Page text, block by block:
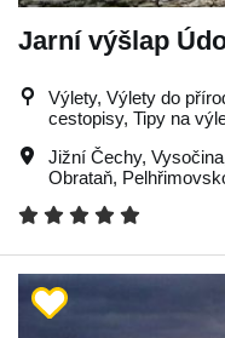
Jarní výšlap
Výlety, Výlety do
cestopisy, Tipy na
Jižní Čechy, Vysočina
Obrataň,